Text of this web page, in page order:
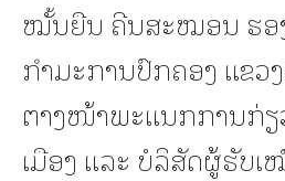
ໝັ້ນຍືນ ຄີນສະໝອນ ຮອ
ກຳມະການປົກຄອງ ແຂວ
ຕາງໜ້າພະແນກການກ່ຽ
ເມືອງ ແລະ ບໍລິສັດຜູ້ຮັບເ